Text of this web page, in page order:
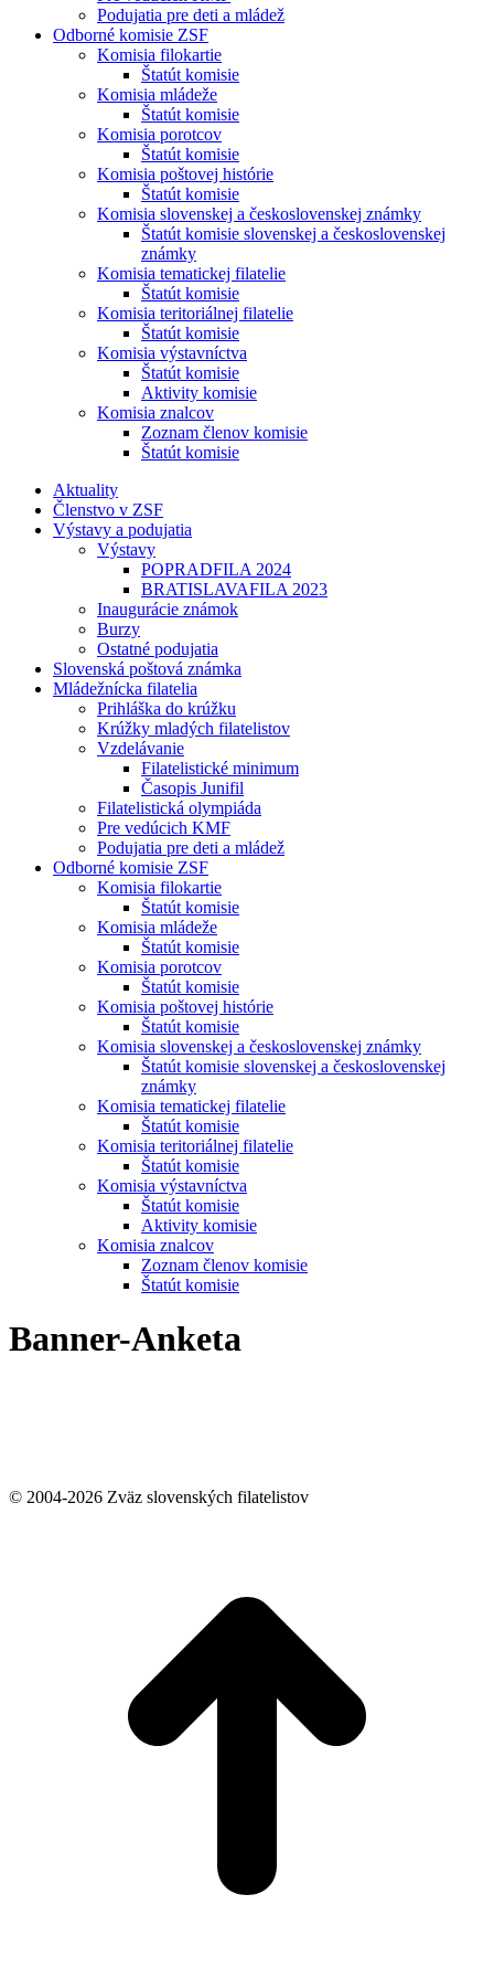
Podujatia pre deti a mládež
Odborné komisie ZSF
Komisia filokartie
Štatút komisie
Komisia mládeže
Štatút komisie
Komisia porotcov
Štatút komisie
Komisia poštovej histórie
Štatút komisie
Komisia slovenskej a československej známky
Štatút komisie slovenskej a československej
známky
Komisia tematickej filatelie
Štatút komisie
Komisia teritoriálnej filatelie
Štatút komisie
Komisia výstavníctva
Štatút komisie
Aktivity komisie
Komisia znalcov
Zoznam členov komisie
Štatút komisie
Aktuality
Členstvo v ZSF
Výstavy a podujatia
Výstavy
POPRADFILA 2024
BRATISLAVAFILA 2023
Inaugurácie známok
Burzy
Ostatné podujatia
Slovenská poštová známka
Mládežnícka filatelia
Prihláška do krúžku
Krúžky mladých filatelistov
Vzdelávanie
Filatelistické minimum
Časopis Junifil
Filatelistická olympiáda
Pre vedúcich KMF
Podujatia pre deti a mládež
Odborné komisie ZSF
Komisia filokartie
Štatút komisie
Komisia mládeže
Štatút komisie
Komisia porotcov
Štatút komisie
Komisia poštovej histórie
Štatút komisie
Komisia slovenskej a československej známky
Štatút komisie slovenskej a československej
známky
Komisia tematickej filatelie
Štatút komisie
Komisia teritoriálnej filatelie
Štatút komisie
Komisia výstavníctva
Štatút komisie
Aktivity komisie
Komisia znalcov
Zoznam členov komisie
Štatút komisie
Banner-Anketa
© 2004-2026 Zväz slovenských filatelistov